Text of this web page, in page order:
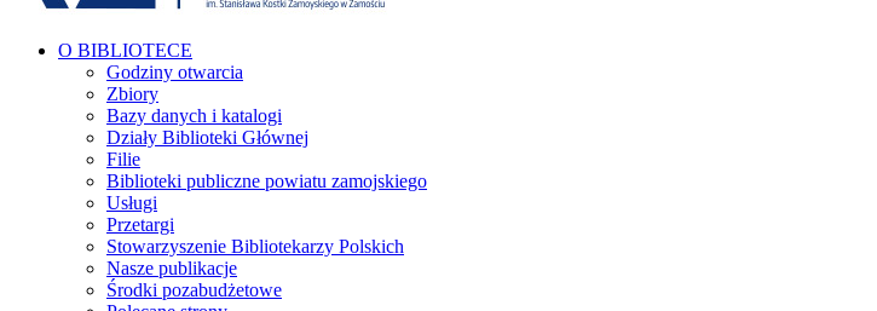
O BIBLIOTECE
Godziny otwarcia
Zbiory
Bazy danych i katalogi
Działy Biblioteki Głównej
Filie
Biblioteki publiczne powiatu zamojskiego
Usługi
Przetargi
Stowarzyszenie Bibliotekarzy Polskich
Nasze publikacje
Środki pozabudżetowe